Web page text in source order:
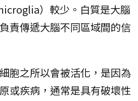
）較少。白質是大腦
責傳遞大腦不同區域間的信
胞之所以會被活化，是因為
或疾病，通常是具有破壞性